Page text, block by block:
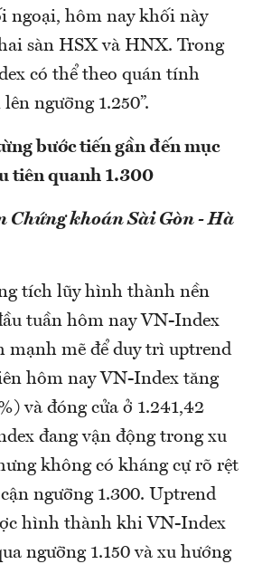
ngoại, hôm nay khối này
sàn HSX và HNX. Trong
có thể theo quán tính
ngưỡng 1.250”.
bước tiến gần đến mục
tiên quanh 1.300
Chứng khoán Sài Gòn - Hà
tích lũy hình thành nền
tuần hôm nay VN-Index
mạnh mẽ để duy trì uptrend
hôm nay VN-Index tăng
và đóng cửa ở 1.241,42
đang vận động trong xu
không có kháng cự rõ rệt
ngưỡng 1.300. Uptrend
hình thành khi VN-Index
ngưỡng 1.150 và xu hướng